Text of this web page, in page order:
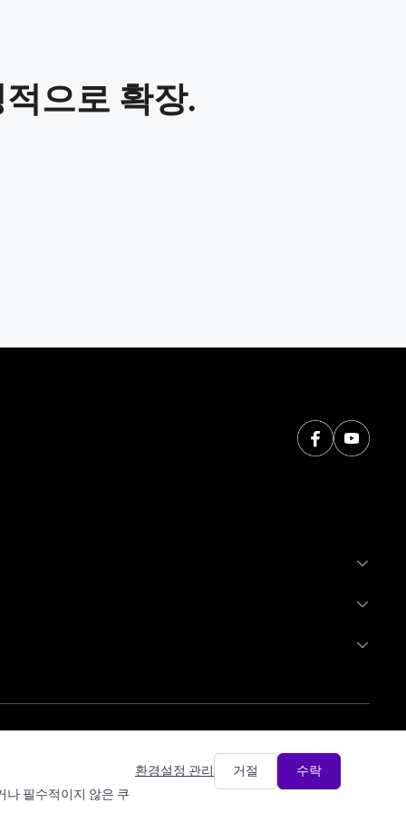
으로 확장.
나 필수적이지 않은 쿠
환경설정 관리 거절 수락